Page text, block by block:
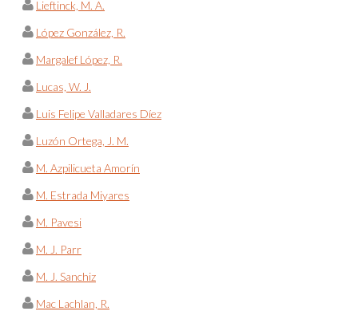
Lieftinck, M. A.
López González, R.
Margalef López, R.
Lucas, W. J.
Luis Felipe Valladares Díez
Luzón Ortega, J. M.
M. Azpilicueta Amorín
M. Estrada Miyares
M. Pavesi
M. J. Parr
M. J. Sanchiz
Mac Lachlan, R.